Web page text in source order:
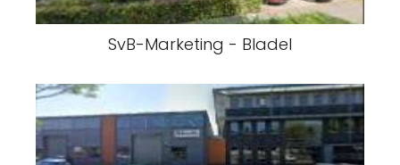
SvB-Marketing - Bladel